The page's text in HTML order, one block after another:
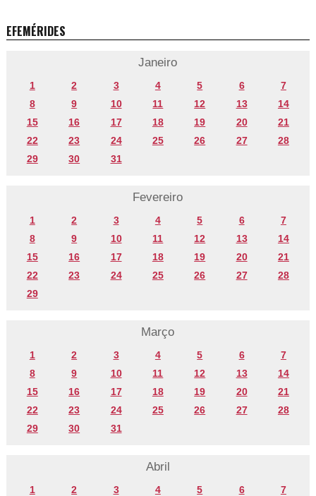
EFEMÉRIDES
Janeiro
1 2 3 4 5 6
7
8
9 10 11 12 13
14
15
16 17 18 19 20
21
22
23 24 25 26 27
28
29
30 31
Fevereiro
1 2 3 4 5 6
7
8
9 10 11 12 13
14
15
16 17 18 19 20
21
22
23 24 25 26 27
28
29
Março
1 2 3 4 5 6
7
8
9 10 11 12 13
14
15
16 17 18 19 20
21
22
23 24 25 26 27
28
29
30 31
Abril
1 2 3 4 5 6
7